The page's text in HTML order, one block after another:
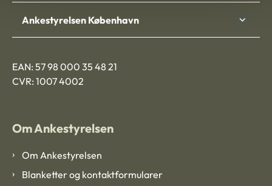
Ankestyrelsen København
EAN: 57 98 000 35 48 21
CVR: 1007 4002
Om Ankestyrelsen
Om Ankestyrelsen
Blanketter og kontaktformularer